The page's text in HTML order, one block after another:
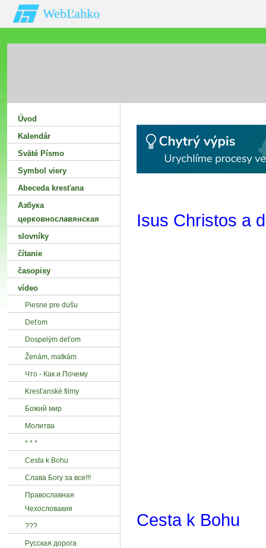
WebĽahko
Isus Christos a
Cesta k Bohu
Úvod
Kalendár
Sväté Písmo
Symbol viery
Abeceda kresťana
Азбука
церковнославянская
slovníky
čítanie
časopisy
vídeo
Piesne pre dušu
Deťom
Dospelým deťom
Ženám‚ matkám
Что - Как и Почему
Kresťanské filmy
Божий мир
Mолитва
* * *
Cesta k Bohu
Слава Богу за все!!!
Православная
Чехословакия
???
Русская дорога